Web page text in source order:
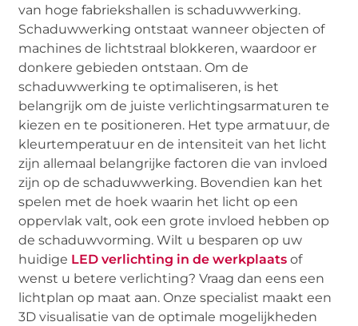
van hoge fabriekshallen is schaduwwerking.
Schaduwwerking ontstaat wanneer objecten of
machines de lichtstraal blokkeren, waardoor er
donkere gebieden ontstaan. Om de
schaduwwerking te optimaliseren, is het
belangrijk om de juiste verlichtingsarmaturen te
kiezen en te positioneren. Het type armatuur, de
kleurtemperatuur en de intensiteit van het licht
zijn allemaal belangrijke factoren die van invloed
zijn op de schaduwwerking. Bovendien kan het
spelen met de hoek waarin het licht op een
oppervlak valt, ook een grote invloed hebben op
de schaduwvorming. Wilt u besparen op uw
huidige LED verlichting in de werkplaats of
wenst u betere verlichting? Vraag dan eens een
lichtplan op maat aan. Onze specialist maakt een
3D visualisatie van de optimale mogelijkheden